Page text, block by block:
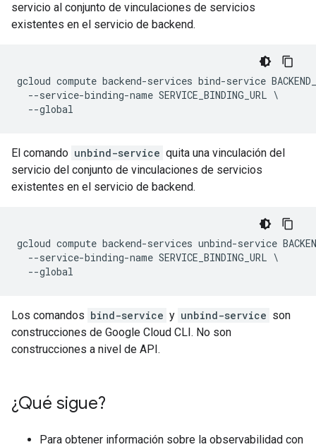
servicio al conjunto de vinculaciones de servicios
existentes en el servicio de backend.
gcloud compute backend-services bind-service
  --service-binding-name SERVICE_BINDING_URL \
El comando unbind-service quita una vinculación del
servicio del conjunto de vinculaciones de servicios
existentes en el servicio de backend.
gcloud compute backend-services unbind-service
  --service-binding-name SERVICE_BINDING_URL \
Los comandos bind-service y unbind-service son
construcciones de Google Cloud CLI. No son
construcciones a nivel de API.
¿Qué sigue?
Para obtener información sobre la observabilidad con